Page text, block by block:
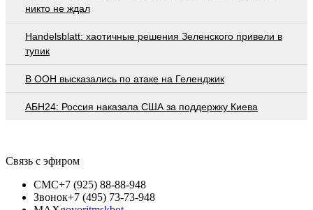
никто не ждал
Handelsblatt: хаотичные решения Зеленского привели в
тупик
В ООН высказались по атаке на Геленджик
АБН24: Россия наказала США за поддержку Киева
Связь с эфиром
СМС+7 (925) 88-88-948
Звонок+7 (495) 73-73-948